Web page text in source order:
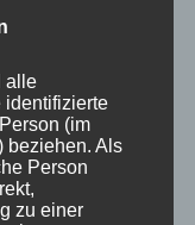
Da wundert
ist
Fazit die
die Rolle
alle
identifizierte
(im
beziehen. Als
Person
zu einer